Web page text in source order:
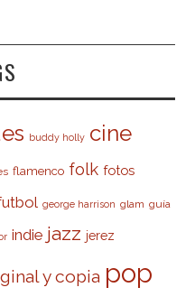
buddy holly cine
flamenco folk fotos
george harrison glam guía
indie jazz jerez
y copia pop